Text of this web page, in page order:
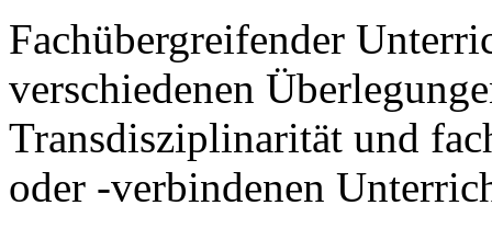
Fachübergreifender
verschiedenen
Transdisziplinarität und
oder -verbindenen